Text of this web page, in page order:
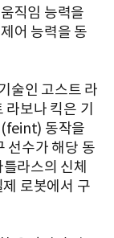
직임 능력을
어 능력을 동
술인 고스트 라
보나 킥은 기
(feint) 동작을
선수가 해당 동
라스의 신체
로봇에서 구